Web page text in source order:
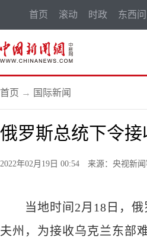
首页 滚动 时政 东西问
首页 → 国际新闻
俄罗斯总统下令
2022年02月19日 00:54 来源：央视新
当地时间2月18日，俄
夫州，为接收乌克兰东部